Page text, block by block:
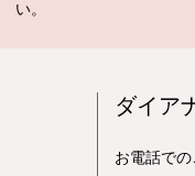
い。
ダイア
お電話での